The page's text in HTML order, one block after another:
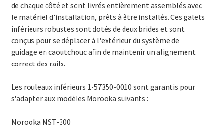
de chaque côté et sont livrés entièrement assemblés avec
le matériel d'installation, prêts à être installés. Ces galets
inférieurs robustes sont dotés de deux brides et sont
conçus pour se déplacer à l'extérieur du système de
guidage en caoutchouc afin de maintenir un alignement
correct des rails.
Les rouleaux inférieurs 1-57350-0010 sont garantis pour
s'adapter aux modèles Morooka suivants :
Morooka MST-300